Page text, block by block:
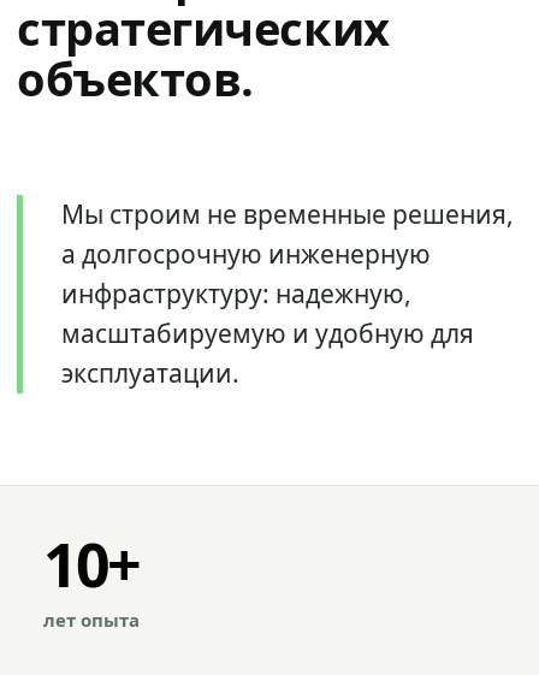
стратегических
объектов.
Мы строим не временные решения,
а долгосрочную инженерную
инфраструктуру: надежную,
масштабируемую и удобную для
эксплуатации.
10+
лет опыта